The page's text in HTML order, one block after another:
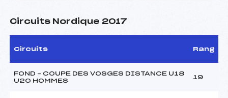
Circuits Nordique 2017
Circuits Rang
FOND – COUPE DES VOSGES DISTANCE U18
U20 HOMMES
19